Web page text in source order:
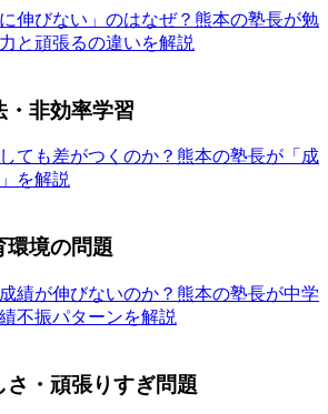
伸びない」のはなぜ？熊本の塾長が勉
と頑張るの違いを解説
非効率学習
ても差がつくのか？熊本の塾長が「成
を解説
境の問題
績が伸びないのか？熊本の塾長が中学
不振パターンを解説
・頑張りすぎ問題